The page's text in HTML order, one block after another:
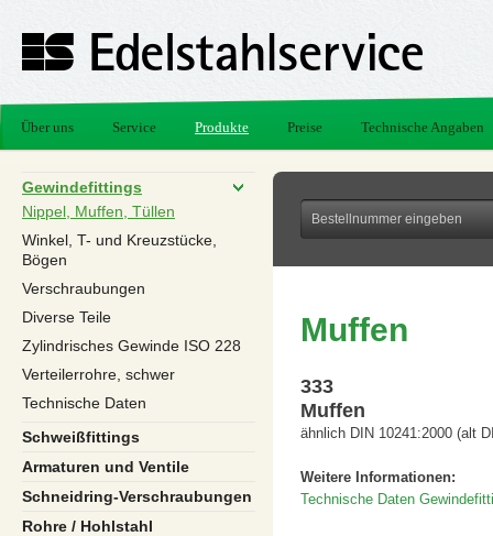
Über uns Service Produkte Preise Technische Angaben
Gewindefittings
Nippel, Muffen, Tüllen
Winkel, T- und Kreuzstücke,
Bögen
Verschraubungen
Diverse Teile
Zylindrisches Gewinde ISO 228
Verteilerrohre, schwer
Technische Daten
Schweißfittings
Armaturen und Ventile
Schneidring-Verschraubungen
Rohre / Hohlstahl
Muffen
333
Muffen
ähnlich DIN 10241:2000 (alt
Weitere Informationen:
Technische Daten